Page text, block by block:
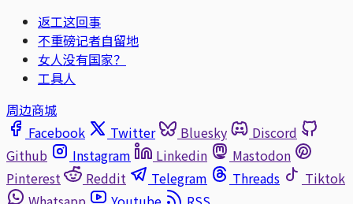
返工这回事
不重磅记者自留地
女人没有国家？
工具人
周边商城
Facebook
Twitter Bluesky
Discord
Github
Instagram Linkedin
Mastodon
Pinterest
Reddit Telegram Threads
Tiktok